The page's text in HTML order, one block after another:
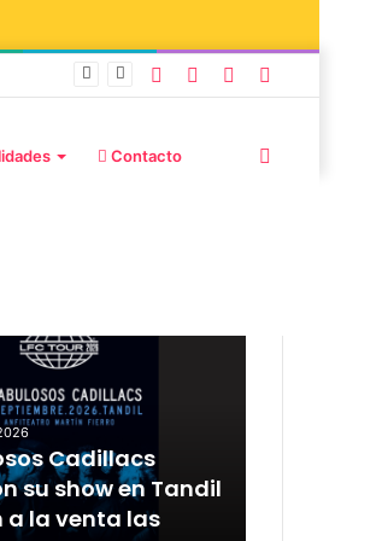
Contacto
Cadillacs
su show en Tandil
a la venta las